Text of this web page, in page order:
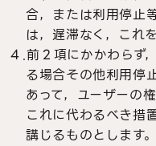
合，または利用停止
は，遅滞なく，これ
４.前２項にかかわらず
る場合その他利用停
あって，ユーザーの
これに代わるべき措
講じるものとします。